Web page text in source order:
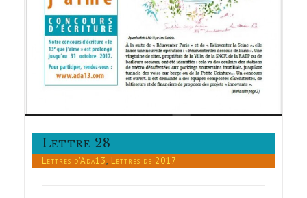
Lettre 28
Lettres d'Ada13, Lettres de 2017